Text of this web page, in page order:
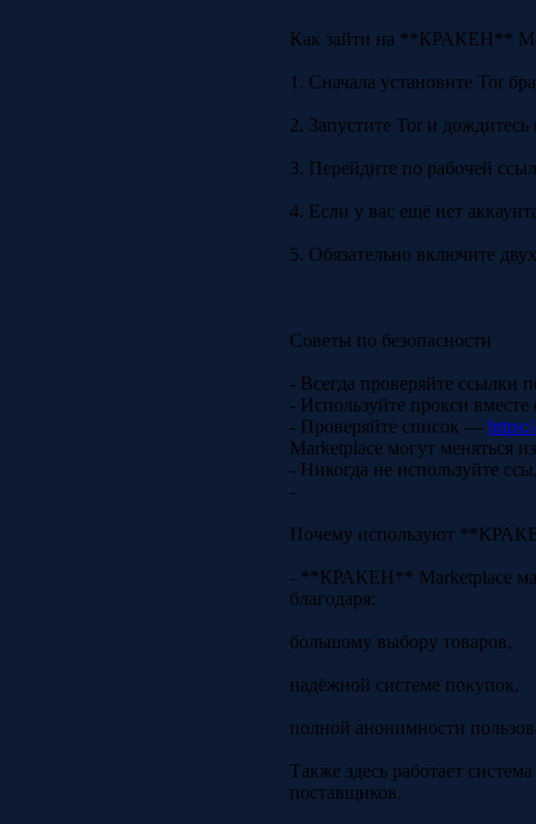
Как зайти на **КРАКЕН**
1. Сначала установите Tor
2. Запустите Tor и дождитесь
3. Перейдите по рабочей
4. Если у вас ещё нет
5. Обязательно включите
Советы по безопасности
- Всегда проверяйте ссылки
- Используйте прокси
- Проверяйте список —
Marketplace могут меняться
- Никогда не используйте
-
Почему используют
- **КРАКЕН** Marketplace
благодаря:
большому выбору товаров,
надёжной системе покупок,
полной анонимности
Также здесь работает
поставщиков.